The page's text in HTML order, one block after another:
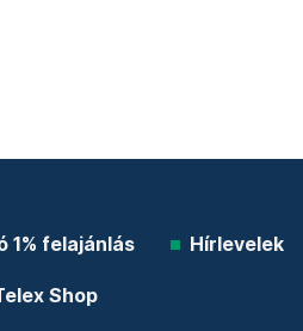
1% felajánlás Hírlevelek
Shop